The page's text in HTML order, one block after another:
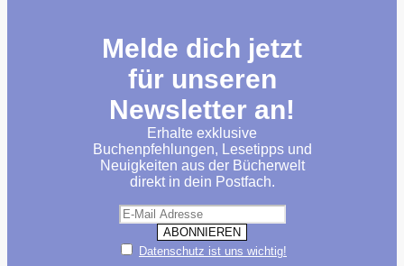
Melde dich jetzt
für unseren
Newsletter an!
Erhalte exklusive
Buchenpfehlungen, Lesetipps und
Neuigkeiten aus der Bücherwelt
direkt in dein Postfach.
Datenschutz ist uns wichtig!